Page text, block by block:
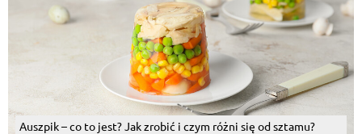
Auszpik – co to jest? Jak zrobić i czym różni się od sztamu?